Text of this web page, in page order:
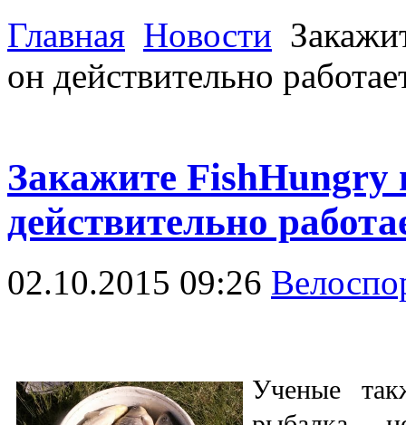
Главная Новости
он действительно
Закажите FishHungry
действительно
02.10.2015 09:26
Ученые